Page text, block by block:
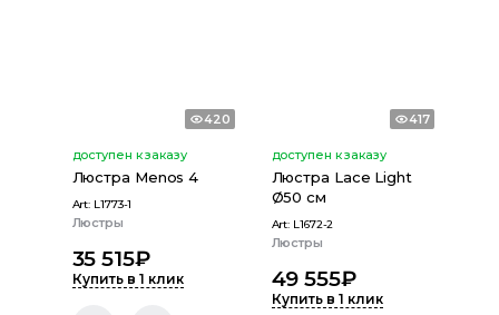
420
доступен к заказу
Люстра Menos 4
Art: L1773-1
Люстры
35 515₽
Купить в 1 клик
417
доступен к заказу
Люстра Lace Light
Ø50 см
Art: L1672-2
Люстры
49 555₽
Купить в 1 клик